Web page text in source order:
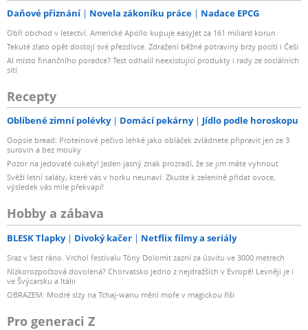
Daňové přiznání Novela zákoníku práce Nadace EPCG
Obří obchod v letectví. Americké Apollo kupuje easyJet za 161 miliard korun
Tekuté zlato opět dostojí své přezdívce. Zdražení běžné potraviny brzy pocítí i Češi
AI místo finančního poradce? Test odhalil neexistující produkty i rady ze sociálních
sítí
Recepty
Oblíbené zimní polévky Domácí pekárny Jídlo podle horoskopu
Oopsie bread: Proteinové pečivo lehké jako obláček zvládnete připravit jen ze 3
surovin a bez mouky
Pozor na jedovaté cukety! Jeden jasný znak prozradí, že se jim máte vyhnout
Svěží letní saláty, které vás v horku neunaví: Zkuste k zelenině přidat ovoce,
výsledek vás mile překvapí!
Hobby a zábava
BLESK Tlapky Divoký kačer Netflix filmy a seriály
Sraz v šest ráno. Vrchol festivalu Tóny Dolomit zazní za úsvitu ve 3000 metrech
Nízkorozpočtová dovolená? Chorvatsko jedno z nejdražších v Evropě! Levněji je i
ve Švýcarsku a Itálii
OBRAZEM: Modré slzy na Tchaj-wanu mění moře v magickou říši
Pro generaci Z